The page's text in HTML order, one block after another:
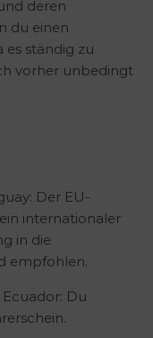
deren
du einen
es ständig zu
vorher unbedingt
Der EU-
internationaler
in die
empfohlen.
Ecuador: Du